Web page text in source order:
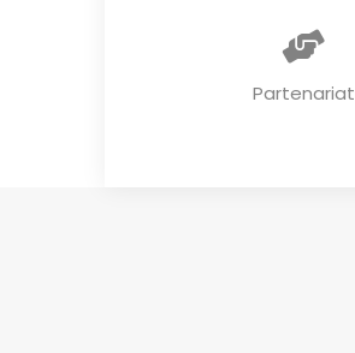
Partenariat